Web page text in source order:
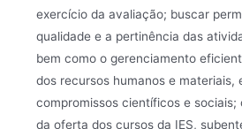
exercício da avaliação; buscar
qualidade e a pertinência das
bem como o gerenciamento
dos recursos humanos e materiais,
compromissos científicos e sociais;
da oferta dos cursos da IES,